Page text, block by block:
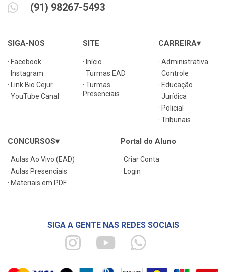
(91) 98267-5493
SIGA-NOS
· Facebook
· Instagram
· Link Bio Cejur
· YouTube Canal
SITE
· Início
· Turmas EAD
· Turmas
Presenciais
CARREIRA▾
· Administrativa
· Controle
· Educação
· Jurídica
· Policial
· Tribunais
CONCURSOS▾
· Aulas Ao Vivo (EAD)
· Aulas Presenciais
· Materiais em PDF
Portal do Aluno
· Criar Conta
· Login
SIGA A GENTE NAS REDES SOCIAIS